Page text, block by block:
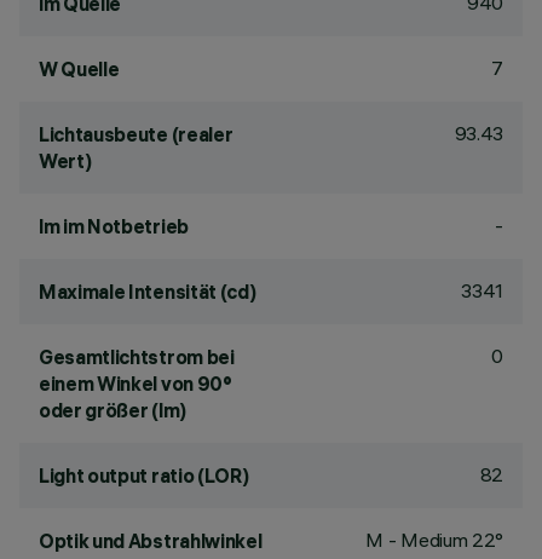
W Quelle 7
Lichtausbeute (realer
Wert)
93.43
lm im Notbetrieb -
Maximale Intensität (cd) 3341
Gesamtlichtstrom bei
einem Winkel von 90°
oder größer (lm)
0
Light output ratio (LOR) 82
Optik und Abstrahlwinkel M - Medium 22°